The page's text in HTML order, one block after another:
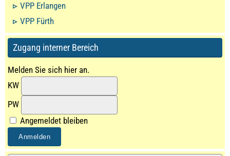
VPP Erlangen
VPP Fürth
Zugang interner Bereich
Melden Sie sich hier an.
KW
PW
Angemeldet bleiben